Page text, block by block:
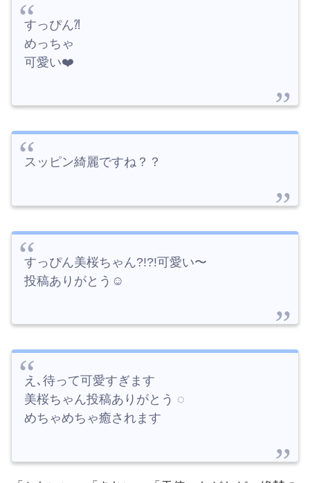
すっぴん⁈
めっちゃ
可愛い❤️
スッピン綺麗ですね？？
すっぴん美桜ちゃん?!?!可愛い〜
投稿ありがとう‎☺︎
え､待って可愛すぎます
美桜ちゃん投稿ありがとう ◌
めちゃめちゃ癒されます